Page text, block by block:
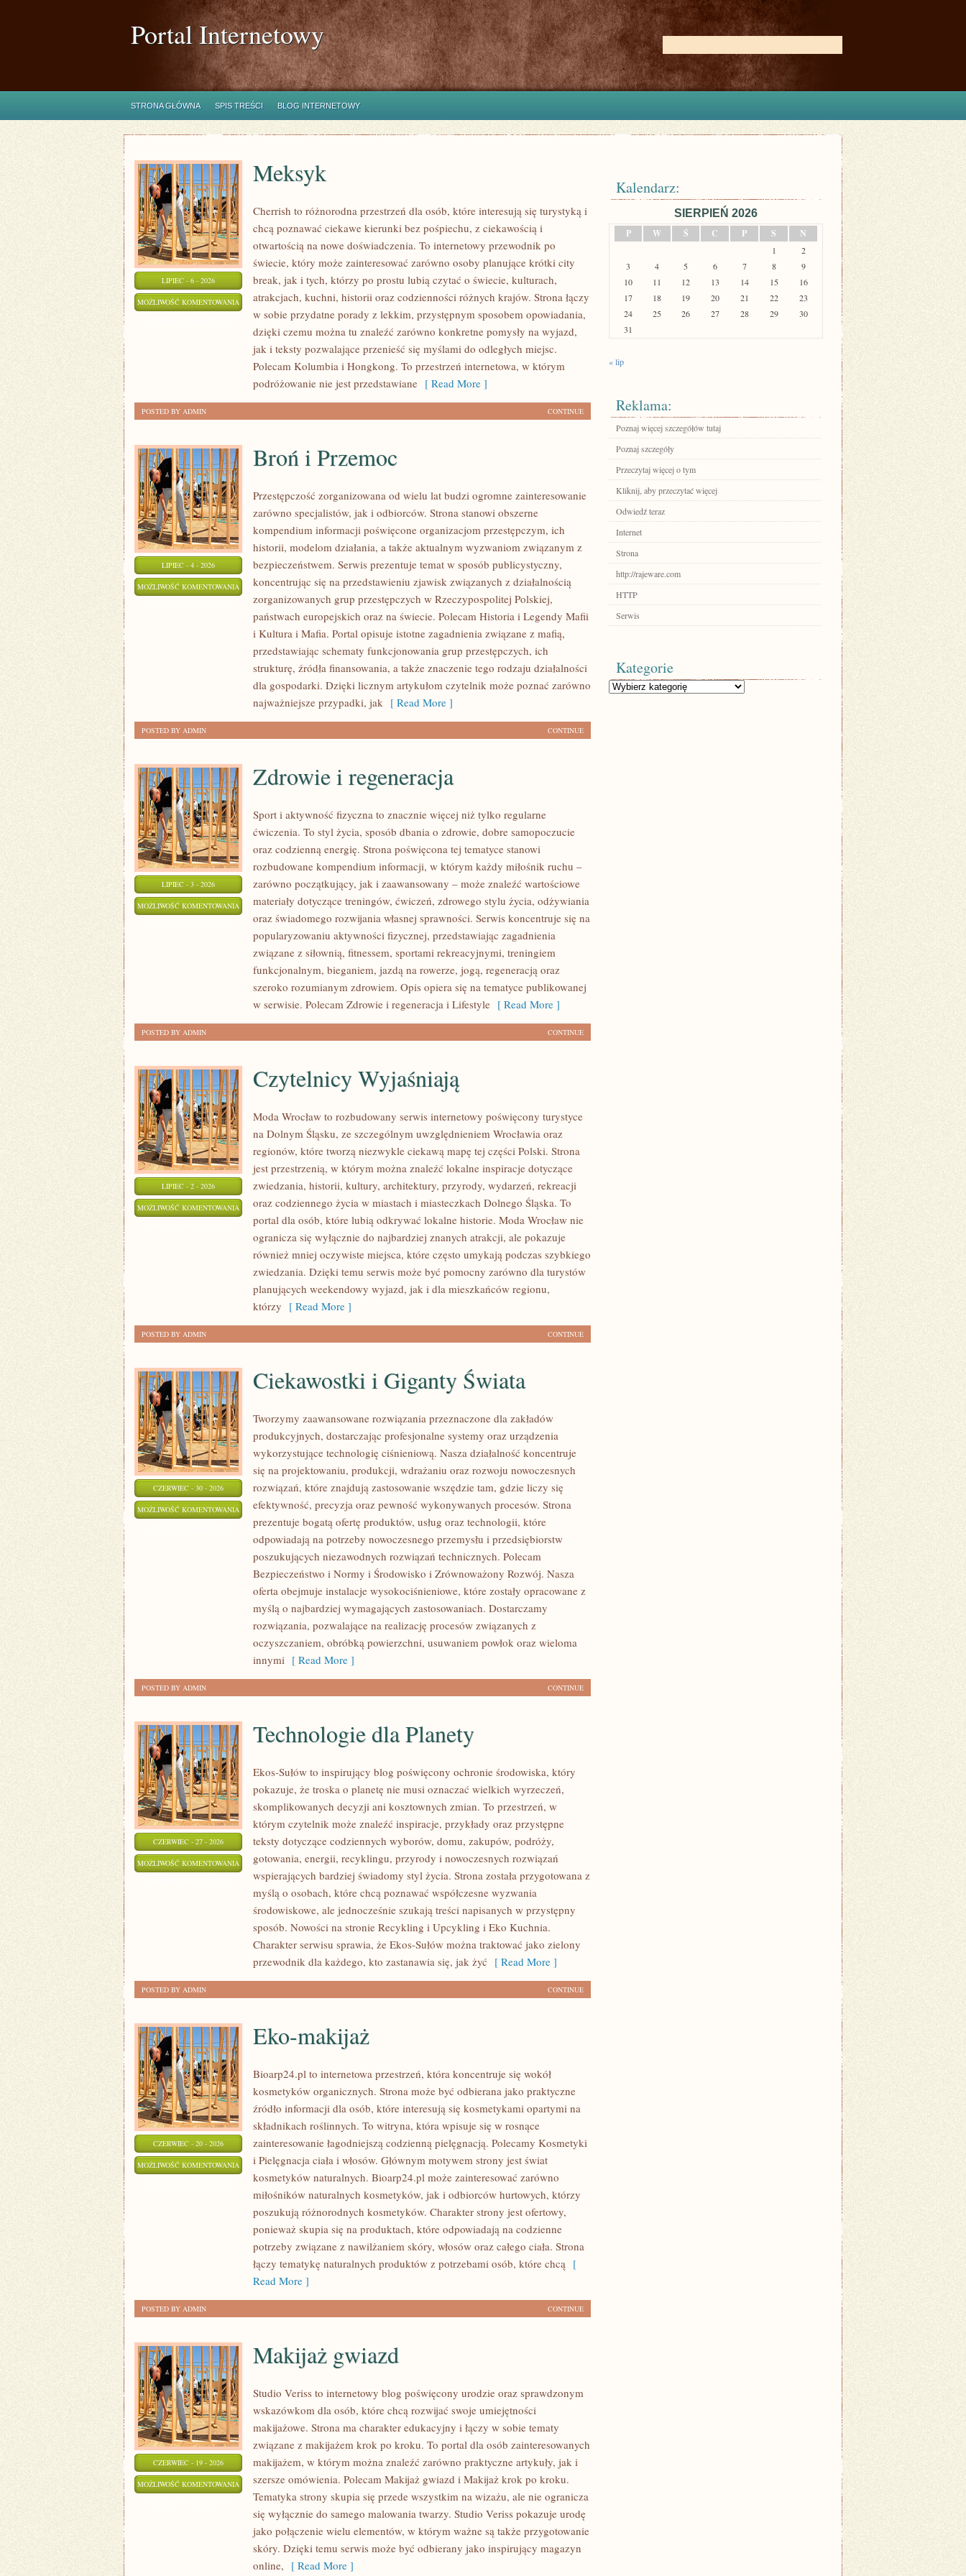
Portal Internetowy
STRONA GŁÓWNA SPIS TREŚCI BLOG INTERNETOWY
LIPIEC - 6 - 2026
MOŻLIWOŚĆ KOMENTOWANIA MEKSYK
Meksyk
Cherrish to różnorodna przestrzeń dla osób, które interesują się turystyką i
chcą poznawać ciekawe kierunki bez pośpiechu, z ciekawością i
otwartością na nowe doświadczenia. To internetowy przewodnik po
świecie, który może zainteresować zarówno osoby planujące krótki city
break, jak i tych, którzy po prostu lubią czytać o świecie, kulturach,
atrakcjach, kuchni, historii oraz codzienności różnych krajów. Strona łączy
w sobie przydatne porady z lekkim, przystępnym sposobem opowiadania,
dzięki czemu można tu znaleźć zarówno konkretne pomysły na wyjazd,
jak i teksty pozwalające przenieść się myślami do odległych miejsc.
Polecam Kolumbia i Hongkong. To przestrzeń internetowa, w którym
podróżowanie nie jest przedstawiane [ Read More ]
CONTINUE
POSTED BY ADMIN
LIPIEC - 4 - 2026
MOŻLIWOŚĆ KOMENTOWANIA BROŃ
PRZEMOC
Broń i Przemoc
Przestępczość zorganizowana od wielu lat budzi ogromne zainteresowanie
zarówno specjalistów, jak i odbiorców. Strona stanowi obszerne
kompendium informacji poświęcone organizacjom przestępczym, ich
historii, modelom działania, a także aktualnym wyzwaniom związanym z
bezpieczeństwem. Serwis prezentuje temat w sposób publicystyczny,
koncentrując się na przedstawieniu zjawisk związanych z działalnością
zorganizowanych grup przestępczych w Rzeczypospolitej Polskiej,
państwach europejskich oraz na świecie. Polecam Historia i Legendy Mafii
i Kultura i Mafia. Portal opisuje istotne zagadnienia związane z mafią,
przedstawiając schematy funkcjonowania grup przestępczych, ich
strukturę, źródła finansowania, a także znaczenie tego rodzaju działalności
dla gospodarki. Dzięki licznym artykułom czytelnik może poznać zarówno
najważniejsze przypadki, jak [ Read More ]
CONTINUE
POSTED BY ADMIN
LIPIEC - 3 - 2026
MOŻLIWOŚĆ KOMENTOWANIA ZDROWIE
REGENERACJA
Zdrowie i regeneracja
Sport i aktywność fizyczna to znacznie więcej niż tylko regularne
ćwiczenia. To styl życia, sposób dbania o zdrowie, dobre samopoczucie
oraz codzienną energię. Strona poświęcona tej tematyce stanowi
rozbudowane kompendium informacji, w którym każdy miłośnik ruchu –
zarówno początkujący, jak i zaawansowany – może znaleźć wartościowe
materiały dotyczące treningów, ćwiczeń, zdrowego stylu życia, odżywiania
oraz świadomego rozwijania własnej sprawności. Serwis koncentruje się na
popularyzowaniu aktywności fizycznej, przedstawiając zagadnienia
związane z siłownią, fitnessem, sportami rekreacyjnymi, treningiem
funkcjonalnym, bieganiem, jazdą na rowerze, jogą, regeneracją oraz
szeroko rozumianym zdrowiem. Opis opiera się na tematyce publikowanej
w serwisie. Polecam Zdrowie i regeneracja i Lifestyle [ Read More ]
CONTINUE
POSTED BY ADMIN
LIPIEC - 2 - 2026
MOŻLIWOŚĆ KOMENTOWANIA CZYTELNICY
WYJAŚNIAJĄ
Czytelnicy Wyjaśniają
Moda Wrocław to rozbudowany serwis internetowy poświęcony turystyce
na Dolnym Śląsku, ze szczególnym uwzględnieniem Wrocławia oraz
regionów, które tworzą niezwykle ciekawą mapę tej części Polski. Strona
jest przestrzenią, w którym można znaleźć lokalne inspiracje dotyczące
zwiedzania, historii, kultury, architektury, przyrody, wydarzeń, rekreacji
oraz codziennego życia w miastach i miasteczkach Dolnego Śląska. To
portal dla osób, które lubią odkrywać lokalne historie. Moda Wrocław nie
ogranicza się wyłącznie do najbardziej znanych atrakcji, ale pokazuje
również mniej oczywiste miejsca, które często umykają podczas szybkiego
zwiedzania. Dzięki temu serwis może być pomocny zarówno dla turystów
planujących weekendowy wyjazd, jak i dla mieszkańców regionu,
którzy [ Read More ]
CONTINUE
POSTED BY ADMIN
CZERWIEC - 30 - 2026
MOŻLIWOŚĆ KOMENTOWANIA CIEKAWOSTKI
GIGANTY
ŚWIATA
Ciekawostki i Giganty Świata
Tworzymy zaawansowane rozwiązania przeznaczone dla zakładów
produkcyjnych, dostarczając profesjonalne systemy oraz urządzenia
wykorzystujące technologię ciśnieniową. Nasza działalność koncentruje
się na projektowaniu, produkcji, wdrażaniu oraz rozwoju nowoczesnych
rozwiązań, które znajdują zastosowanie wszędzie tam, gdzie liczy się
efektywność, precyzja oraz pewność wykonywanych procesów. Strona
prezentuje bogatą ofertę produktów, usług oraz technologii, które
odpowiadają na potrzeby nowoczesnego przemysłu i przedsiębiorstw
poszukujących niezawodnych rozwiązań technicznych. Polecam
Bezpieczeństwo i Normy i Środowisko i Zrównoważony Rozwój. Nasza
oferta obejmuje instalacje wysokociśnieniowe, które zostały opracowane z
myślą o najbardziej wymagających zastosowaniach. Dostarczamy
rozwiązania, pozwalające na realizację procesów związanych z
oczyszczaniem, obróbką powierzchni, usuwaniem powłok oraz wieloma
innymi [ Read More ]
CONTINUE
POSTED BY ADMIN
CZERWIEC - 27 - 2026
MOŻLIWOŚĆ KOMENTOWANIA TECHNOLOGIE
PLANETY
Technologie dla Planety
Ekos-Sułów to inspirujący blog poświęcony ochronie środowiska, który
pokazuje, że troska o planetę nie musi oznaczać wielkich wyrzeczeń,
skomplikowanych decyzji ani kosztownych zmian. To przestrzeń, w
którym czytelnik może znaleźć inspiracje, przykłady oraz przystępne
teksty dotyczące codziennych wyborów, domu, zakupów, podróży,
gotowania, energii, recyklingu, przyrody i nowoczesnych rozwiązań
wspierających bardziej świadomy styl życia. Strona została przygotowana z
myślą o osobach, które chcą poznawać współczesne wyzwania
środowiskowe, ale jednocześnie szukają treści napisanych w przystępny
sposób. Nowości na stronie Recykling i Upcykling i Eko Kuchnia.
Charakter serwisu sprawia, że Ekos-Sułów można traktować jako zielony
przewodnik dla każdego, kto zastanawia się, jak żyć [ Read More ]
CONTINUE
POSTED BY ADMIN
CZERWIEC - 20 - 2026
MOŻLIWOŚĆ KOMENTOWANIA EKO-
MAKIJAŻ
Eko-makijaż
Bioarp24.pl to internetowa przestrzeń, która koncentruje się wokół
kosmetyków organicznych. Strona może być odbierana jako praktyczne
źródło informacji dla osób, które interesują się kosmetykami opartymi na
składnikach roślinnych. To witryna, która wpisuje się w rosnące
zainteresowanie łagodniejszą codzienną pielęgnacją. Polecamy Kosmetyki
i Pielęgnacja ciała i włosów. Głównym motywem strony jest świat
kosmetyków naturalnych. Bioarp24.pl może zainteresować zarówno
miłośników naturalnych kosmetyków, jak i odbiorców hurtowych, którzy
poszukują różnorodnych kosmetyków. Charakter strony jest ofertowy,
ponieważ skupia się na produktach, które odpowiadają na codzienne
potrzeby związane z nawilżaniem skóry, włosów oraz całego ciała. Strona
łączy tematykę naturalnych produktów z potrzebami osób, które chcą [
Read More ]
CONTINUE
POSTED BY ADMIN
CZERWIEC - 19 - 2026
MOŻLIWOŚĆ KOMENTOWANIA MAKIJAŻ
GWIAZD
Makijaż gwiazd
Studio Veriss to internetowy blog poświęcony urodzie oraz sprawdzonym
wskazówkom dla osób, które chcą rozwijać swoje umiejętności
makijażowe. Strona ma charakter edukacyjny i łączy w sobie tematy
związane z makijażem krok po kroku. To portal dla osób zainteresowanych
makijażem, w którym można znaleźć zarówno praktyczne artykuły, jak i
szersze omówienia. Polecam Makijaż gwiazd i Makijaż krok po kroku.
Tematyka strony skupia się przede wszystkim na wizażu, ale nie ogranicza
się wyłącznie do samego malowania twarzy. Studio Veriss pokazuje urodę
jako połączenie wielu elementów, w którym ważne są także przygotowanie
skóry. Dzięki temu serwis może być odbierany jako inspirujący magazyn
online, [ Read More ]
Kalendarz:
SIERPIEŃ 2026
P
W Ś C P S N
1
2
3
4 5 6 7 8
9
10
11 12 13 14 15
16
17
18 19 20 21 22
23
24
25 26 27 28 29
30
31
« lip
Reklama:
Poznaj więcej szczegółów tutaj
Poznaj szczegóły
Przeczytaj więcej o tym
Kliknij, aby przeczytać więcej
Odwiedź teraz
Internet
Strona
http://rajeware.com
HTTP
Serwis
Kategorie
Kategorie